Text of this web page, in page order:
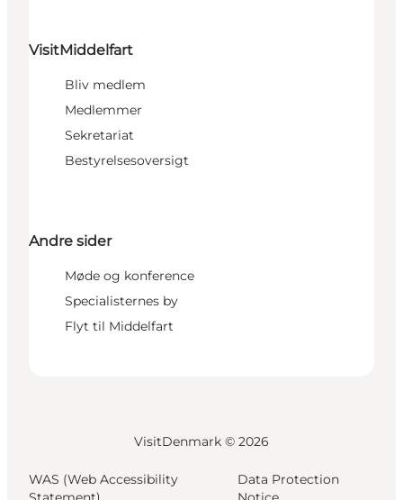
VisitMiddelfart
Bliv medlem
Medlemmer
Sekretariat
Bestyrelsesoversigt
Andre sider
Møde og konference
Specialisternes by
Flyt til Middelfart
VisitDenmark © 2026
WAS (Web Accessibility
Data Protection